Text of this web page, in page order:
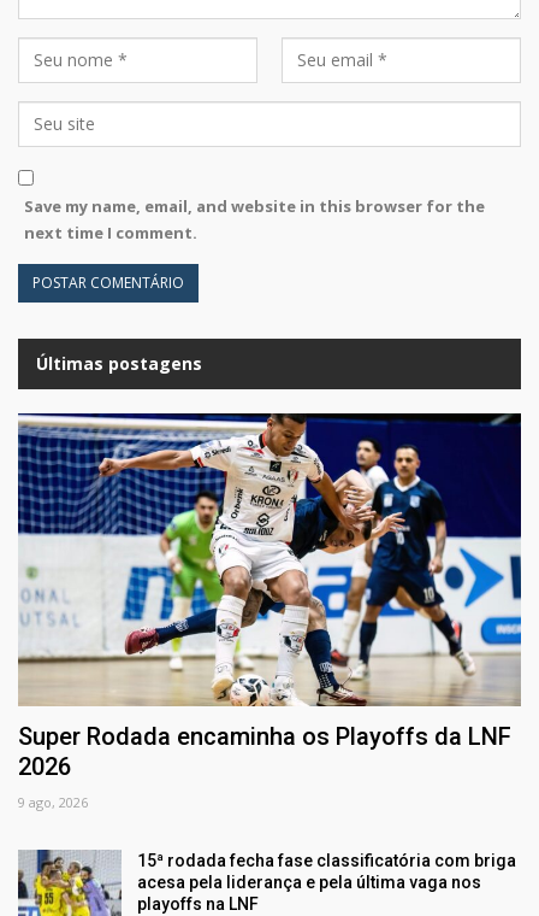
Save my name, email, and website in this browser for the
next time I comment.
Últimas postagens
Super Rodada encaminha os Playoffs da LNF
2026
9 ago, 2026
15ª rodada fecha fase classificatória com briga
acesa pela liderança e pela última vaga nos
playoffs na LNF